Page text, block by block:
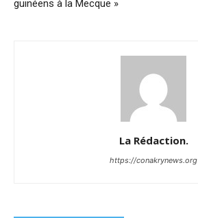
guinéens à la Mecque »
La Rédaction.
https://conakrynews.org